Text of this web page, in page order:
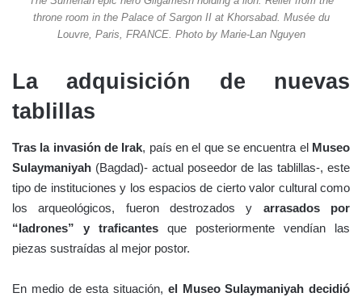
throne room in the Palace of Sargon II at Khorsabad. Musée du
Louvre, Paris, FRANCE. Photo by Marie-Lan Nguyen
La adquisición de nuevas
tablillas
Tras la invasión de Irak, país en el que se encuentra el Museo
Sulaymaniyah (Bagdad)- actual poseedor de las tablillas-, este
tipo de instituciones y los espacios de cierto valor cultural como
los arqueológicos, fueron destrozados y arrasados por
“ladrones” y traficantes que posteriormente vendían las
piezas sustraídas al mejor postor.
En medio de esta situación, el Museo Sulaymaniyah decidió